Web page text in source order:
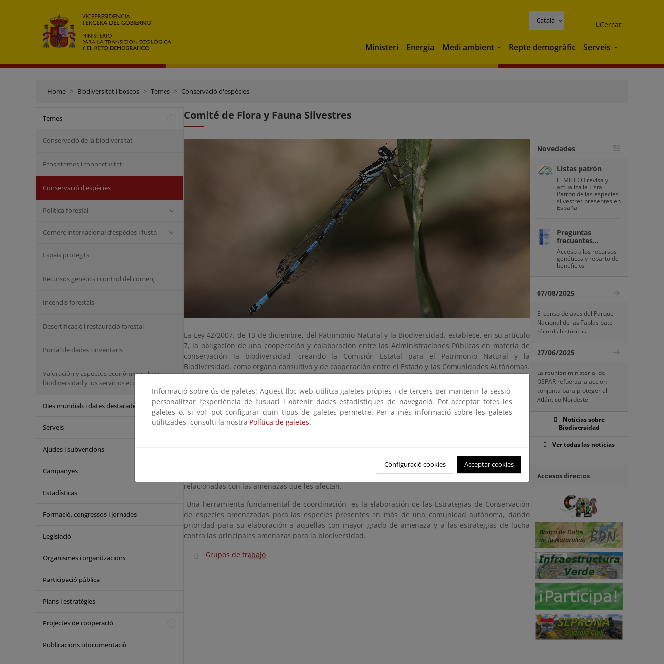
Català Cercar
Ministeri Energia Medi ambient Medi ambient
Repte demogràfic Serveis Serveis
Home Biodiversitat i boscos Temes Conservació d'espècies
Temes
Conservació de la biodiversitat
Ecosistemes i connectivitat
Conservació d'espècies
Política forestal
Comerç internacional d’espècies i fusta
Espais protegits
Recursos genètics i control del comerç
Incendis forestals
Desertificació i restauració forestal
Portal de dades i inventaris
Valoración y aspectos económicos de la
biodiversidad y los servicios ecosistémicos
Dies mundials i dates destacades
Serveis
Ajudes i subvencions
Campanyes
Estadísticas
Formació, congressos i jornades
Legislació
Organismes i organitzacions
Participació pública
Plans i estratègies
Projectes de cooperació
Publicacions i documentació
Comité de Flora y Fauna Silvestres
La Ley 42/2007, de 13 de diciembre, del Patrimonio Natural y la Biodiversidad, establece, en su artículo
7, la obligación de una cooperación y colaboración entre las Administraciones Públicas en materia de
conservación la biodiversidad, creando la Comisión Estatal para el Patrimonio Natural y la
Biodiversidad, como órgano consultivo y de cooperación entre el Estado y las Comunidades Autónomas.
El Real Decreto 1424/2008, de 14 de agosto, determina la composición y funciones de la Comisión
Estatal, estableciendo los comités especializados adscritos a la misma, entre los que se encuentra el
Comité de Flora y Fauna Silvestres.
El Comité de Flora y Fauna Silvestres coordina actuaciones relativas a la conservación de las especies
de la flora y de la fauna silvestres a nivel estatal, así como de las derivadas del cumplimiento de
En el seno del Comité de Flora y Fauna Silvestres se crean los Grupos de Trabajo específicos para tratar
sobre las medidas de actuación para la conservación de las especies o para abordar temáticas
relacionadas con las amenazas que les afectan.
Una herramienta fundamental de coordinación, es la elaboración de las Estrategias de Conservación
de especies amenazadas para las especies presentes en más de una comunidad autónoma, dando
prioridad para su elaboración a aquellas con mayor grado de amenaza y a las estrategias de lucha
contra las principales amenazas para la biodiversidad.
Grupos de trabajo
Novedades
Listas patrón
El MITECO revisa y
actualiza la Lista
Patrón de las especies
silvestres presentes en
España
Preguntas
frecuentes...
Acceso a los recursos
genéticos y reparto de
beneficios
07/08/2025
El censo de aves del Parque
Nacional de las Tablas bate
récords históricos
27/06/2025
La reunión ministerial de
OSPAR refuerza la acción
conjunta para proteger el
Atlántico Nordeste
Noticias sobre
Biodiversidad
Ver todas las noticias
Accesos directos
Informació sobre ús de galetes: Aquest lloc web utilitza galetes pròpies i de tercers per mantenir la sessió,
personalitzar l’experiència de l’usuari i obtenir dades estadístiques de navegació. Pot acceptar totes les
galetes o, si vol, pot configurar quin tipus de galetes permetre. Per a més informació sobre les galetes
utilitzades, consulti la nostra Política de galetes.
Configuració cookies Acceptar cookies